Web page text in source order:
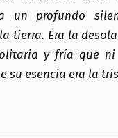
un profundo
tierra. Era la
y fría que ni
su esencia era la